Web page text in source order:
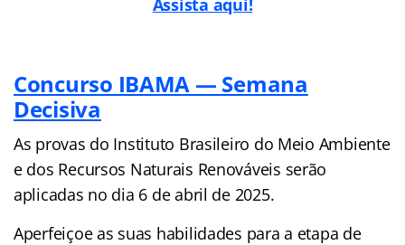
Concurso IBAMA — Semana
Decisiva
As provas do Instituto Brasileiro do Meio Ambiente
e dos Recursos Naturais Renováveis serão
aplicadas no dia 6 de abril de 2025.
Aperfeiçoe as suas habilidades para a etapa de